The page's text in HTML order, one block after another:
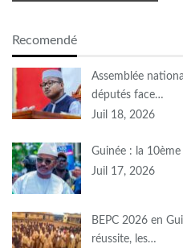
Recomendé
Assemblée
députés face…
Juil 18, 2026
Guinée : la
Juil 17, 2026
BEPC 2026 en
réussite, les…